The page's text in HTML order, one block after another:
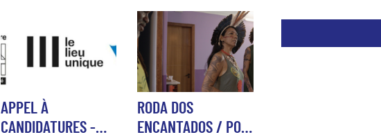
APPEL À
CANDIDATURES -…
RODA DOS
ENCANTADOS / PO…